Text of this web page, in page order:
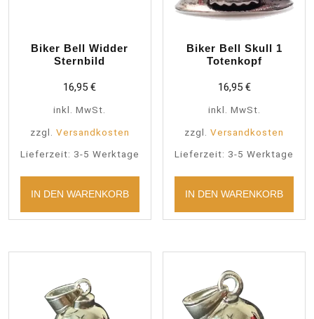
Biker Bell Widder
Sternbild
16,95€
inkl. MwSt.
zzgl. Versandkosten
Lieferzeit: 3-5 Werktage
IN DEN WARENKORB
Biker Bell Skull 1
Totenkopf
16,95 €
inkl. MwSt.
zzgl.Versandkosten
Lieferzeit: 3-5 Werktage
IN DEN WARENKORB